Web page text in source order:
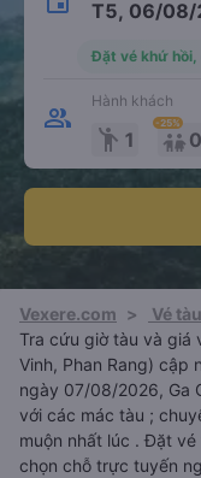
T5, 06/
Đặt vé khứ hồi,
Hành khách
emoji_people 1 0
-25%
Vexere.com > Vé
Tra cứu giờ tàu và giá
Vinh, Phan Rang) cập
ngày 07/08/2026, Ga
với các mác tàu ;
muộn nhất lúc . Đặt vé
chọn chỗ trực tuyến